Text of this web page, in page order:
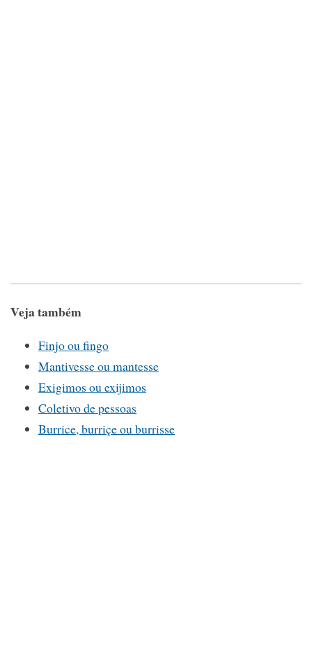
Veja também
Finjo ou fingo
Mantivesse ou mantesse
Exigimos ou exijimos
Coletivo de pessoas
Burrice, burriçe ou burrisse